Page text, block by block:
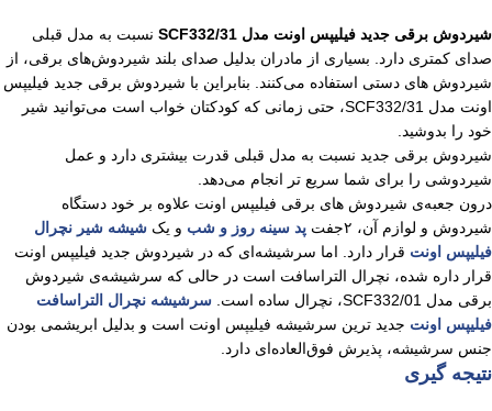
شیردوش برقی جدید فیلیپس اونت مدل SCF332/31
نسبت به مدل قبلی
صدای کمتری دارد. بسیاری از مادران بدلیل صدای بلند شیردوش‌های برقی، از
شیردوش های دستی استفاده می‌کنند. بنابراین با شیردوش برقی جدید فیلیپس
اونت مدل SCF332/31، حتی زمانی که کودکتان خواب است می‌توانید شیر
خود را بدوشید.
شیردوش برقی جدید نسبت به مدل قبلی قدرت بیشتری دارد و عمل
شیردوشی را برای شما سریع تر انجام می‌دهد.
درون جعبه‌ی شیردوش های برقی فیلیپس اونت علاوه بر خود دستگاه
شیردوش و لوازم آن، ۲جفت
پد سینه روز و شب و یک شیشه شیر نچرال
فیلیپس اونت قرار دارد. اما سرشیشه‌ای که در شیردوش جدید فیلیپس اونت
قرار داره شده، نچرال التراسافت است در حالی که سرشیشه‌ی شیردوش
برقی مدل SCF332/01، نچرال ساده است.
سرشیشه نچرال التراسافت
فیلیپس اونت جدید ترین سرشیشه فیلیپس اونت است و بدلیل ابریشمی بودن
جنس سرشیشه، پذیرش فوق‌العاده‌ای دارد.
نتیجه گیری